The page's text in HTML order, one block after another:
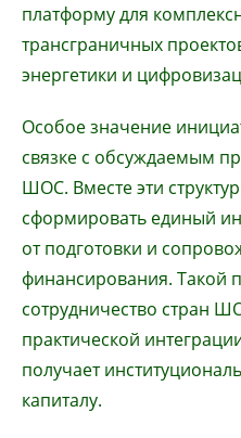
платформу для
трансграничных
энергетики и
Особое значение
связке с обсуждаемым
ШОС. Вместе эти
сформировать единый
от подготовки и
финансирования. Такой
сотрудничество стран
практической
получает
капиталу.